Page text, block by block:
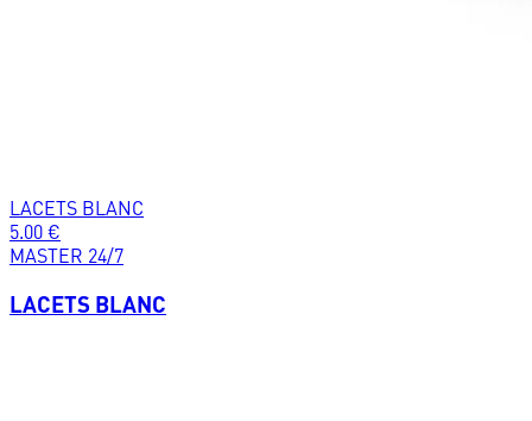
LACETS BLANC
5.00 €
MASTER 24/7
LACETS BLANC